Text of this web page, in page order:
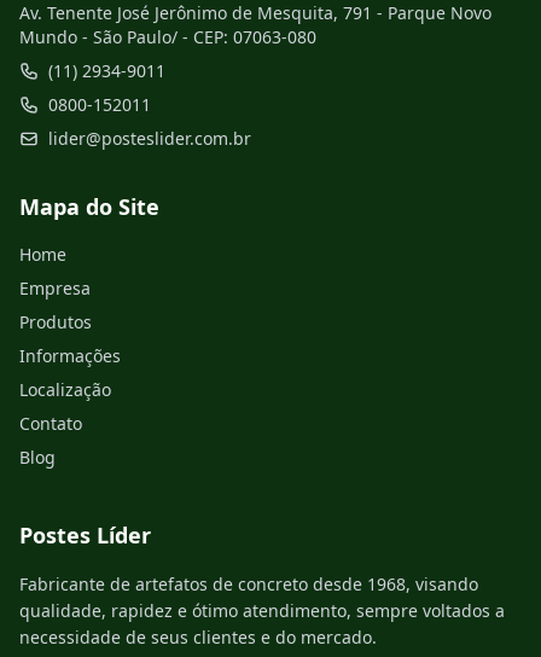
Av. Tenente José Jerônimo de Mesquita, 791 - Parque Novo
Mundo - São Paulo/ - CEP: 07063-080
(11) 2934-9011
0800-152011
lider@posteslider.com.br
Mapa do Site
Home
Empresa
Produtos
Informações
Localização
Contato
Blog
Postes Líder
Fabricante de artefatos de concreto desde 1968, visando
qualidade, rapidez e ótimo atendimento, sempre voltados a
necessidade de seus clientes e do mercado.